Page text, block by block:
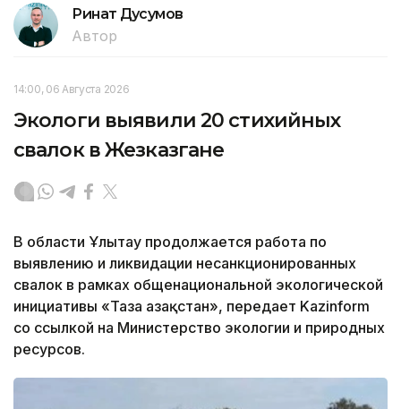
Ринат Дусумов
Автор
14:00, 06 Августа 2026
Экологи выявили 20 стихийных
свалок в Жезказгане
В области Ұлытау продолжается работа по
выявлению и ликвидации несанкционированных
свалок в рамках общенациональной экологической
инициативы «Таза Қазақстан», передает Kazinform
со ссылкой на Министерство экологии и природных
ресурсов.